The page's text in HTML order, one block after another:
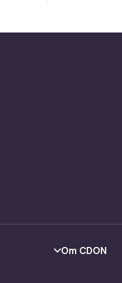
Om CDON